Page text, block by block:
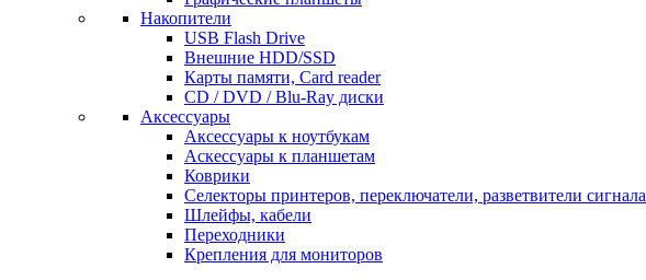
Накопители
USB Flash Drive
Внешние HDD/SSD
Карты памяти, Card reader
CD / DVD / Blu-Ray диски
Аксессуары
Аксессуары к ноутбукам
Аскессуары к планшетам
Коврики
Селекторы принтеров, переключатели, разветвители сигнала
Шлейфы, кабели
Переходники
Крепления для мониторов